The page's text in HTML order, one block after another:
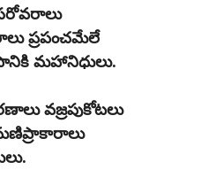
ప్రపంచమేలే
మహానిధులు.
వజ్రపుకోటలు